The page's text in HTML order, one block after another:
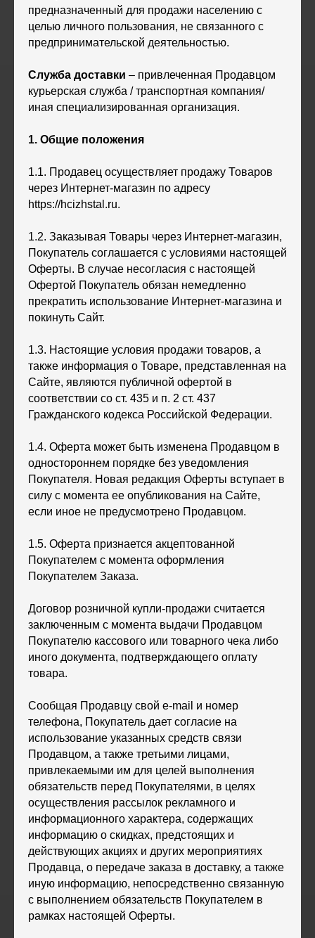
предназначенный для продажи населению с
целью личного пользования, не связанного с
предпринимательской деятельностью.
Служба доставки – привлеченная Продавцом
курьерская служба / транспортная компания/
иная специализированная организация.
1. Общие положения
1.1. Продавец осуществляет продажу Товаров
через Интернет-магазин по адресу
https://hcizhstal.ru.
1.2. Заказывая Товары через Интернет-магазин,
Покупатель соглашается с условиями настоящей
Оферты. В случае несогласия с настоящей
Офертой Покупатель обязан немедленно
прекратить использование Интернет-магазина и
покинуть Сайт.
1.3. Настоящие условия продажи товаров, а
также информация о Товаре, представленная на
Сайте, являются публичной офертой в
соответствии со ст. 435 и п. 2 ст. 437
Гражданского кодекса Российской Федерации.
1.4. Оферта может быть изменена Продавцом в
одностороннем порядке без уведомления
Покупателя. Новая редакция Оферты вступает в
силу с момента ее опубликования на Сайте,
если иное не предусмотрено Продавцом.
1.5. Оферта признается акцептованной
Покупателем с момента оформления
Покупателем Заказа.
Договор розничной купли-продажи считается
заключенным с момента выдачи Продавцом
Покупателю кассового или товарного чека либо
иного документа, подтверждающего оплату
товара.
Сообщая Продавцу свой e-mail и номер
телефона, Покупатель дает согласие на
использование указанных средств связи
Продавцом, а также третьими лицами,
привлекаемыми им для целей выполнения
обязательств перед Покупателями, в целях
осуществления рассылок рекламного и
информационного характера, содержащих
информацию о скидках, предстоящих и
действующих акциях и других мероприятиях
Продавца, о передаче заказа в доставку, а также
иную информацию, непосредственно связанную
с выполнением обязательств Покупателем в
рамках настоящей Оферты.